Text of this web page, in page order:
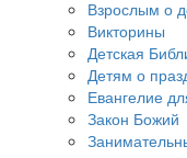
Взрослым о
Викторины
Детская
Детям о
Евангелие
Закон Божий